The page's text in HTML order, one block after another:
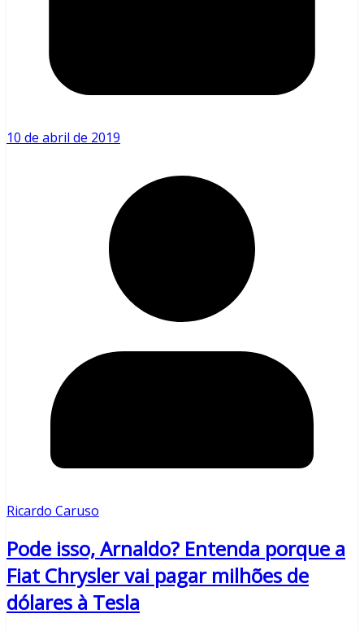
10 de abril de 2019
Ricardo Caruso
Pode isso, Arnaldo? Entenda porque a
Fiat Chrysler vai pagar milhões de
dólares à Tesla